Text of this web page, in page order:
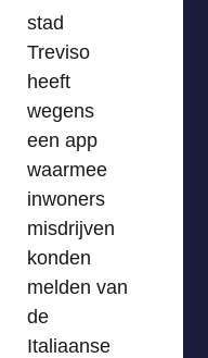
stad
Treviso
heeft
wegens
een app
waarmee
inwoners
misdrijven
konden
melden van
de
Italiaanse